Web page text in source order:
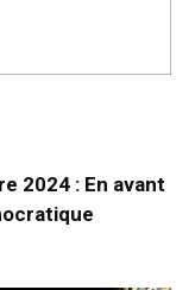
2024 : En avant